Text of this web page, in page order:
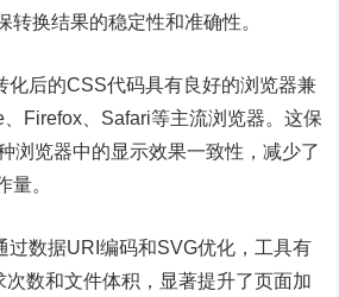
转换结果的稳定性和准确性。
化后的CSS代码具有良好的浏览器兼
Firefox、Safari等主流浏览器。这保
浏览器中的显示效果一致性，减少了
量。
过数据URI编码和SVG优化，工具有
数和文件体积，显著提升了页面加